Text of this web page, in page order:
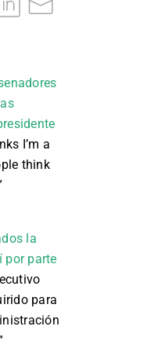
I’m a
think
la
por parte
para